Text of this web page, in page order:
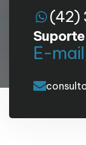
(42)
Suporte
E-mail